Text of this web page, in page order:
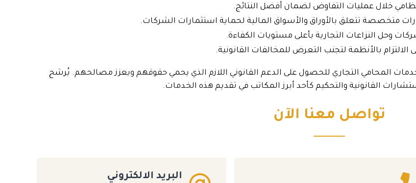
خلال عمليات التفاوض لضمان أفضل النتائج.
متخصصة تتعلق بالأوراق والأسواق المالية لحماية استثمارات الشركات.
وحل النزاعات التجارية بأعلى مستويات الكفاءة.
بالأنظمة لتجنب التعرض للمخالفات القانونية.
المحامي التجاري للحصول على الدعم القانوني اللازم الذي يحمي حقوقهم ويعزز مصالحهم. يُرشح
القانونية والتحكيم كأحد أبرز المكاتب في تقديم هذه الخدمات.
تواصل معنا الآن
البريد الالكتروني